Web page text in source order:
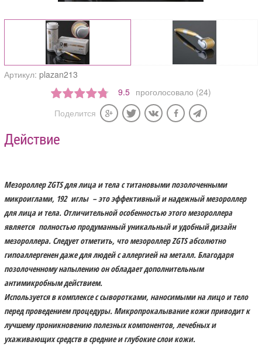
Артикул:plazan213
9.5 проголосовало (24)
Поделится
Действие
Мезороллер ZGTS для лица и тела с титановыми позолоченными
микроиглами, 192 иглы – это эффективный и надежный мезороллер
для лица и тела. Отличительной особенностью этого мезороллера
является полностью продуманный уникальный и удобный дизайн
мезороллера. Следует отметить, что мезороллер ZGTS абсолютно
гипоаллергенен даже для людей с аллергией на металл. Благодаря
позолоченному напылению он обладает дополнительным
антимикробным действием.
Используется в комплексе с сыворотками, наносимыми на лицо и тело
перед проведением процедуры. Микропрокалывание кожи приводит к
лучшему проникновению полезных компонентов, лечебных и
ухаживающих средств в средние и глубокие слои кожи.